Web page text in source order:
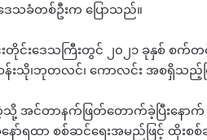
သခံတစ်ဦးက ပြောသည်။
တိုင်းဒေသကြီးတွင် ၂၀၂၁ ခုနှစ် စက်
န်းသို၊ဘုတလင်၊ ကောလင်း အစရှိသည့်
အင်တာနက်ဖြတ်တောက်ခဲ့ပြီးနေ
ာ်ရထာ စစ်ဆင်ရေးအမည်ဖြင့် ထိုးစစ်